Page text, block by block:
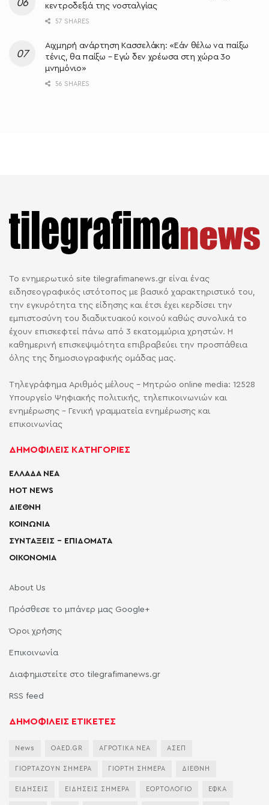
κεντροδεξιά της νοσταλγίας
57 SHARES
Αιχμηρή ανάρτηση Κασσελάκη: «Εάν θέλω να παίξω
τένις, θα παίξω – Εγώ δεν χρέωσα στη χώρα 3ο
μνημόνιο»
56 SHARES
Το ενημερωτικό site tilegrafimanews.gr είναι ένας
ειδησεογραφικός ιστότοπος με βασικό χαρακτηριστικό του,
την εγκυρότητα της είδησης και έτσι έχει κερδίσει την
εμπιστοσύνη του διαδικτυακού κοινού καθώς συνολικά το
έχουν επισκεφτεί πάνω από 3 εκατομμύρια χρηστών. Η
καθημερινή επισκεψιμότητα επιβραβεύει την προσπάθεια
όλης της δημοσιογραφικής ομάδας μας.
Τηλεγράφημα Αριθμός μέλους - Μητρώο online media: 12528
Υπουργείο Ψηφιακής πολιτικής, τηλεπικοινωνιών και
ενημέρωσης - Γενική γραμματεία ενημέρωσης και
επικοινωνίας
ΔΗΜΟΦΙΛΕΙΣ ΚΑΤΗΓΟΡΙΕΣ
ΕΛΛΑΔΑ ΝΕΑ
HOT NEWS
ΔΙΕΘΝΗ
ΚΟΙΝΩΝΙΑ
ΣΥΝΤΑΞΕΙΣ – ΕΠΙΔΟΜΑΤΑ
ΟΙΚΟΝΟΜΙΑ
About Us
Πρόσθεσε το μπάνερ μας Google+
Όροι χρήσης
Επικοινωνία
Διαφημιστείτε στο tilegrafimanews.gr
RSS feed
ΔΗΜΟΦΙΛΕΙΣ ΕΤΙΚΕΤΕΣ
News OAED.GR ΑΓΡΟΤΙΚΑ ΝΕΑ ΑΣΕΠ
ΓΙΟΡΤΑΖΟΥΝ ΣΗΜΕΡΑ ΓΙΟΡΤΗ ΣΗΜΕΡΑ ΔΙΕΘΝΗ
ΕΙΔΗΣΕΙΣ ΕΙΔΗΣΕΙΣ ΣΗΜΕΡΑ ΕΟΡΤΟΛΟΓΙΟ ΕΦΚΑ